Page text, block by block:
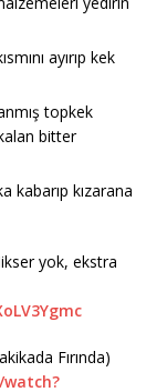
ayırıp kek
topkek
bitter
kabarıp kızarana
yok, ekstra
Fırında)